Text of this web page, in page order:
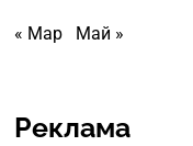
« Мар Май »
Реклама